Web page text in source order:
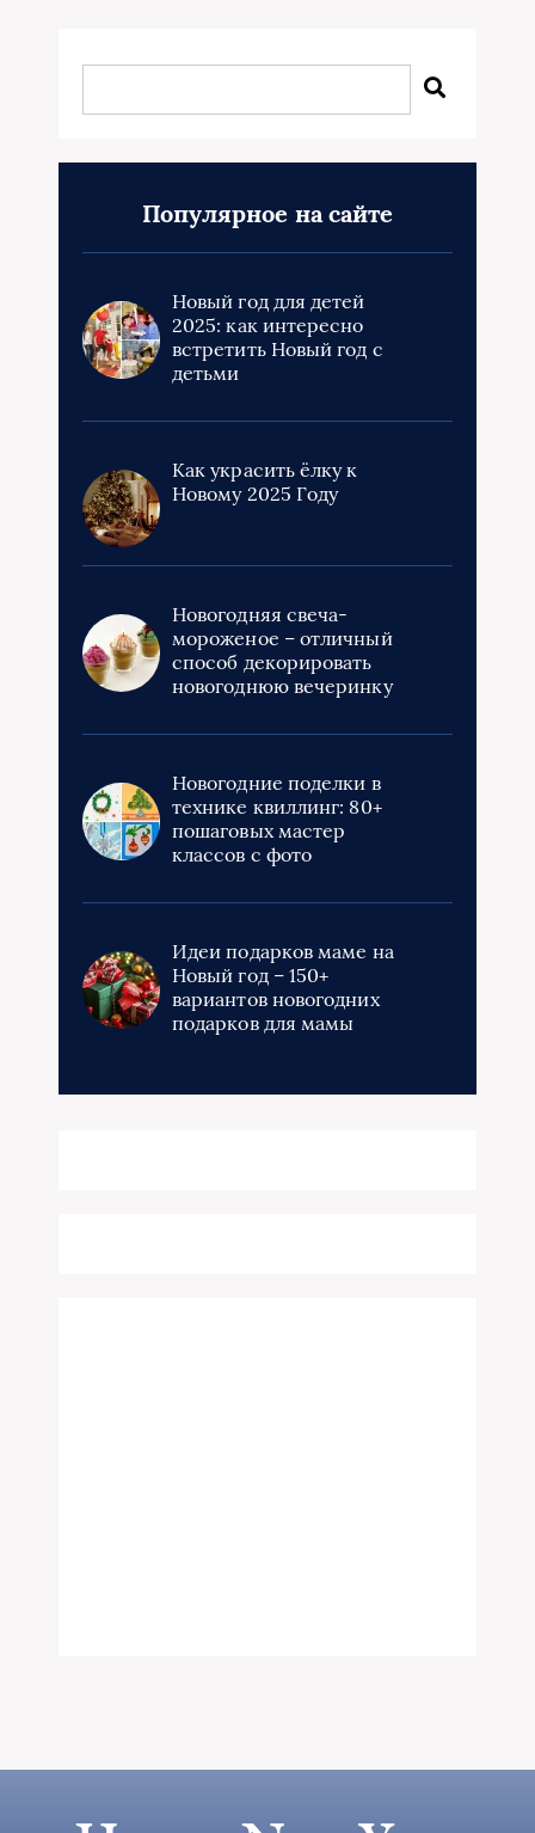
Популярное на сайте
Новый год для детей
2025: как интересно
встретить Новый год с
детьми
Как украсить ёлку к
Новому 2025 Году
Новогодняя свеча-
мороженое – отличный
способ декорировать
новогоднюю вечеринку
Новогодние поделки в
технике квиллинг: 80+
пошаговых мастер
классов с фото
Идеи подарков маме на
Новый год – 150+
вариантов новогодних
подарков для мамы